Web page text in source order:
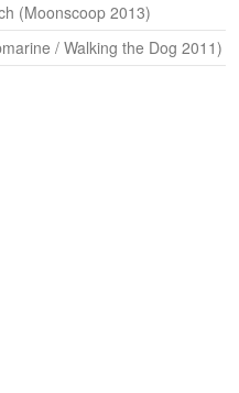
(Moonscoop 2013)
/ Walking the Dog 2011)